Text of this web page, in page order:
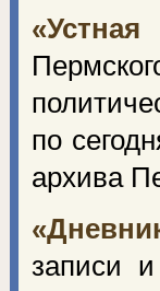
«Устная
по
архива
записи